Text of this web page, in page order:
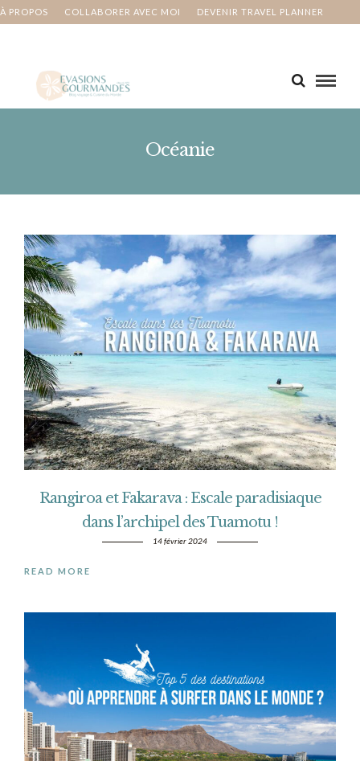
À PROPOS COLLABORER AVEC MOI DEVENIR TRAVEL PLANNER
Océanie
Rangiroa et Fakarava : Escale paradisiaque
dans l’archipel des Tuamotu !
14 février 2024
READ MORE